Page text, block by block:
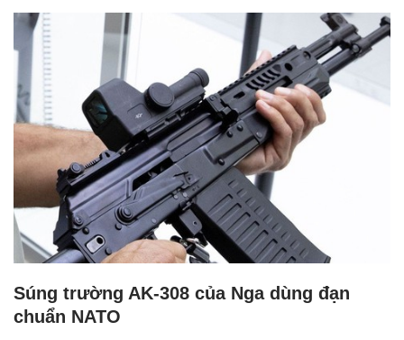
Súng trường AK-308 của Nga dùng đạn
chuẩn NATO